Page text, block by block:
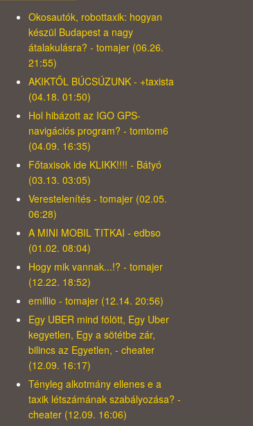
Okosautók, robottaxik: hogyan
készül Budapest a nagy
átalakulásra? - tomajer (06.26.
21:55)
AKIKTŐL BÚCSÚZUNK - +taxista
(04.18. 01:50)
Hol hibázott az IGO GPS-
navigációs program? - tomtom6
(04.09. 16:35)
Főtaxisok ide KLIKK!!!! - Bátyó
(03.13. 03:05)
Verestelenítés - tomajer (02.05.
06:28)
A MINI MOBIL TITKAI - edbso
(01.02. 08:04)
Hogy mik vannak...!? - tomajer
(12.22. 18:52)
emillio - tomajer (12.14. 20:56)
Egy UBER mind fölött, Egy Uber
kegyetlen, Egy a sötétbe zár,
bilincs az Egyetlen, - cheater
(12.09. 16:17)
Tényleg alkotmány ellenes e a
taxik létszámának szabályozása? -
cheater (12.09. 16:06)